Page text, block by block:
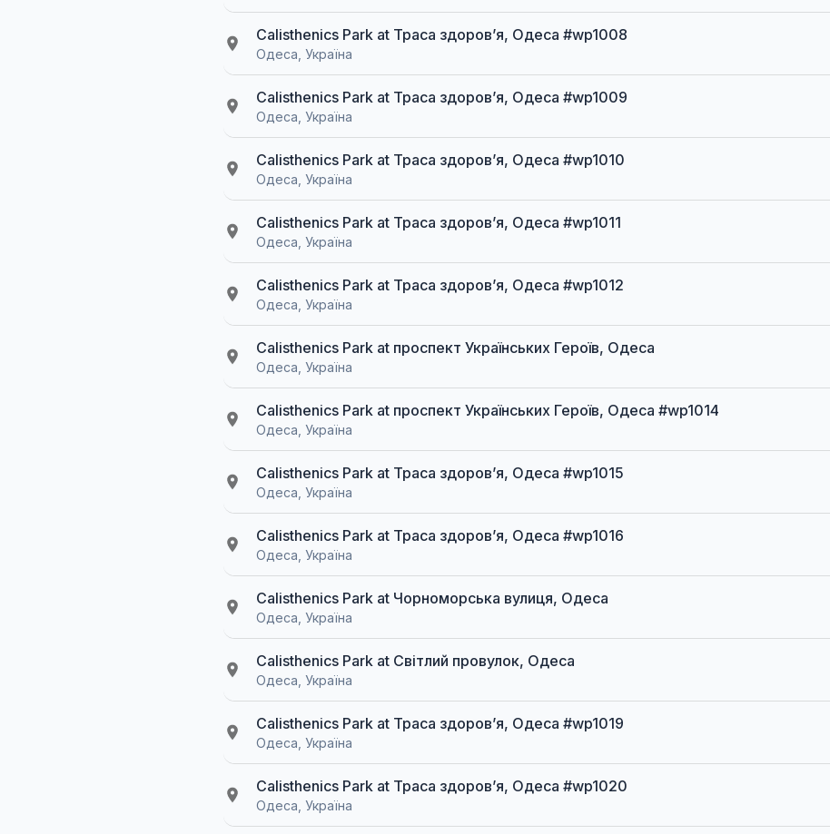
Calisthenics Park at Траса здоров’я, Одеса #wp1008
Одеса, Україна
Calisthenics Park at Траса здоров’я, Одеса #wp1009
Одеса, Україна
Calisthenics Park at Траса здоров’я, Одеса #wp1010
Одеса, Україна
Calisthenics Park at Траса здоров’я, Одеса #wp1011
Одеса, Україна
Calisthenics Park at Траса здоров’я, Одеса #wp1012
Одеса, Україна
Calisthenics Park at проспект Українських Героїв, Одеса
Одеса, Україна
Calisthenics Park at проспект Українських Героїв, Одеса #wp1014
Одеса, Україна
Calisthenics Park at Траса здоров’я, Одеса #wp1015
Одеса, Україна
Calisthenics Park at Траса здоров’я, Одеса #wp1016
Одеса, Україна
Calisthenics Park at Чорноморська вулиця, Одеса
Одеса, Україна
Calisthenics Park at Світлий провулок, Одеса
Одеса, Україна
Calisthenics Park at Траса здоров’я, Одеса #wp1019
Одеса, Україна
Calisthenics Park at Траса здоров’я, Одеса #wp1020
Одеса, Україна